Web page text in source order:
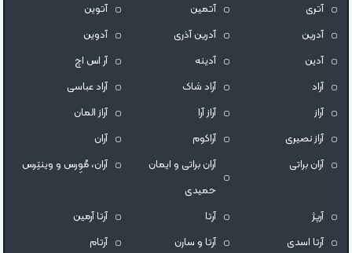
آتری
آتمین
آتوین
آدرین
آدرین آذری
آدوین
آدین
آدینه
آر اس اچ
آراد
آراد شاک
آراد عباسی
آراز
آراز آرا
آراز المان
آراز نصیری
آراکوم
آران
آران براتی
آران براتی و ایمان
حمیدی
آران، مُوِرس و وینتِرس
آرپژ آرتا
آرتا آرمین
آرتا اسدی
آرتا و سارن
آرتام